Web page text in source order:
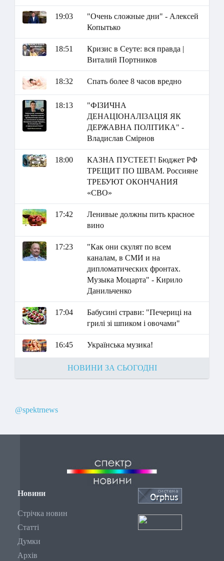
19:03
"Очень сложные дни" - Алексей
Копытько
18:51
Кризис в Сеуте: вся правда |
Виталий Портников
18:32 Спать более 8 часов вредно
18:13
"ФІЗИЧНА
ДЕНАЦІОНАЛІЗАЦІЯ ЯК
ДЕРЖАВНА ПОЛІТИКА" -
Владислав Смірнов
18:00
КАЗНА ПУСТЕЕТ! Бюджет РФ
ТРЕЩИТ ПО ШВАМ. Россияне
ТРЕБУЮТ ОКОНЧАНИЯ
«СВО»
17:42
Ленивые должны пить красное
вино
17:23
"Как они скулят по всем
каналам, в СМИ и на
дипломатических фронтах.
Музыка Моцарта" - Кирило
Данильченко
17:04
Бабусині страви: "Печериці на
грилі зі шпиком і овочами"
16:45 Українська музика!
НОВИНИ ЗА СЬОГОДНІ
@spektrnews
Новини
Стрічка новин
Статті
Думки
Архів